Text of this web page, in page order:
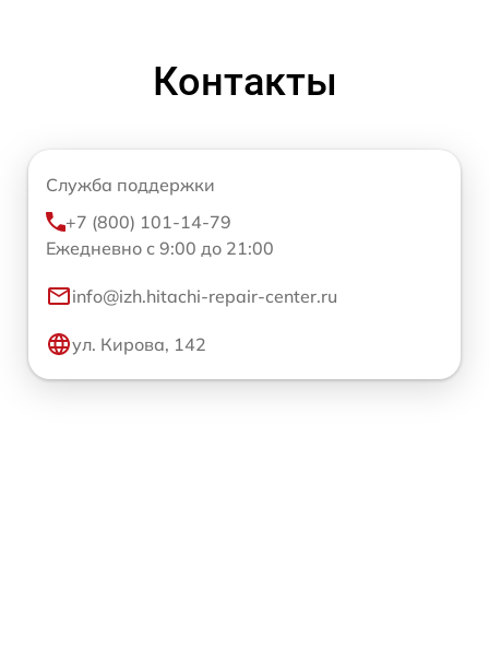
Контакты
Служба поддержки
+7 (800) 101-14-79
Ежедневно с 9:00 до 21:00
info@izh.hitachi-repair-center.ru
ул. Кирова, 142